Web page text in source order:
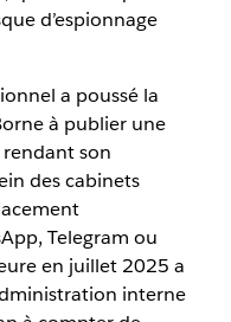
d’espionnage
a poussé la
à publier une
son
des cabinets
Telegram ou
en juillet 2025 a
interne